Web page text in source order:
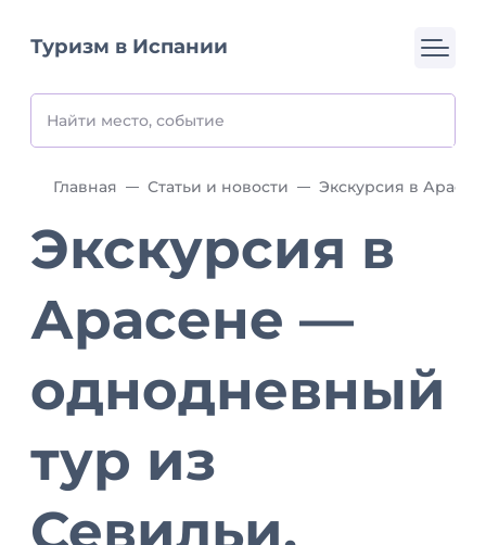
Туризм в Испании
Экскурсия в
Арасене —
однодневный
тур из
Севильи,
Главная Статьи и новости